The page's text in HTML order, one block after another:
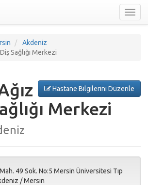
nav
Akdeniz
Sağlığı Merkezi
Hastane Bilgilerini Düzenle
Merkezi
49 Sok. No:5 Mersin Üniversitesi Tıp
/Mersin